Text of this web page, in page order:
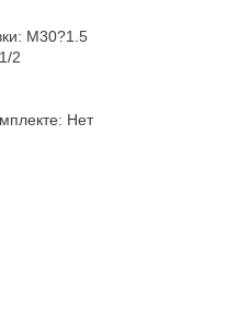
M30?1.5
2
Нет